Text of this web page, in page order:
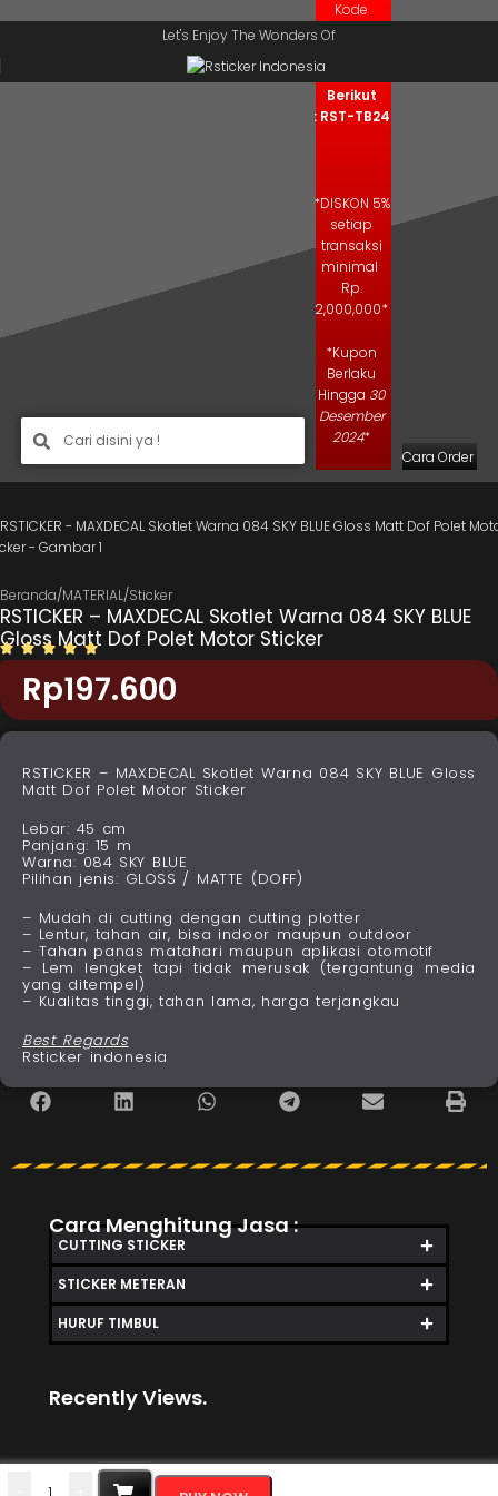
Let's Enjoy The Wonders Of
Kode
Kupon
Salin Kode
Berikut
: RST-TB24
*DISKON 5%
setiap
transaksi
minimal
Rp.
2,000,000*
*Kupon
Berlaku
Hingga 30
Desember
2024*
Cara Order
Beranda/MATERIAL/Sticker
RSTICKER – MAXDECAL Skotlet Warna 084 SKY BLUE
Gloss Matt Dof Polet Motor Sticker
Rp197.600
RSTICKER – MAXDECAL Skotlet Warna 084 SKY BLUE Gloss
Matt Dof Polet Motor Sticker
Lebar: 45 cm
Panjang: 15 m
Warna: 084 SKY BLUE
Pilihan jenis: GLOSS / MATTE (DOFF)
– Mudah di cutting dengan cutting plotter
– Lentur, tahan air, bisa indoor maupun outdoor
– Tahan panas matahari maupun aplikasi otomotif
– Lem lengket tapi tidak merusak (tergantung media
yang ditempel)
– Kualitas tinggi, tahan lama, harga terjangkau
Best Regards
Rsticker indonesia
Cara Menghitung Jasa :
CUTTING STICKER
STICKER METERAN
HURUF TIMBUL
Recently Views.